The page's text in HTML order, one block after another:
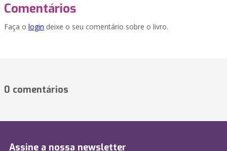
Comentários
Faça o login deixe o seu comentário sobre o livro.
0 comentários
Assine a nossa newsletter